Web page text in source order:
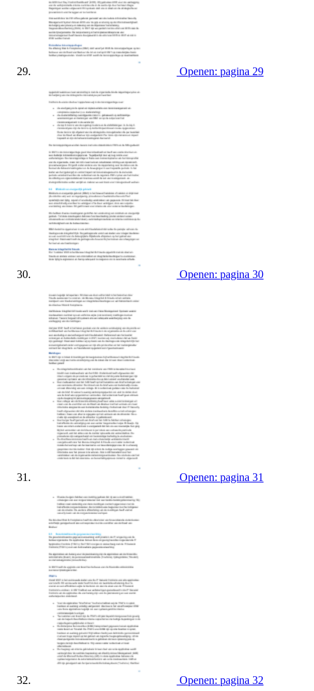
Openen: pagina 29
Openen: pagina 30
Openen: pagina 31
Openen: pagina 32